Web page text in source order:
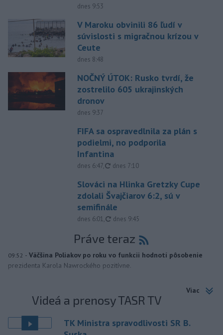
dnes 9:53
V Maroku obvinili 86 ľudí v
súvislosti s migračnou krízou v
Ceute
dnes 8:48
NOČNÝ ÚTOK: Rusko tvrdí, že
zostrelilo 605 ukrajinských
dronov
dnes 9:37
FIFA sa ospravedlnila za plán s
podielmi, no podporila
Infantina
dnes 6:47, aktualizované
dnes 7:10
Slováci na Hlinka Gretzky Cupe
zdolali Švajčiarov 6:2, sú v
semifinále
dnes 6:01, aktualizované
dnes 9:45
Práve teraz
09:52 - Väčšina Poliakov po roku vo funkcii hodnotí pôsobenie
prezidenta Karola Nawrockého pozitívne.
Viac
Videá a prenosy TASR TV
TK Ministra spravodlivosti SR B.